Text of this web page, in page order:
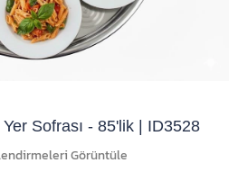
Sofrası - 85'lik | ID3528